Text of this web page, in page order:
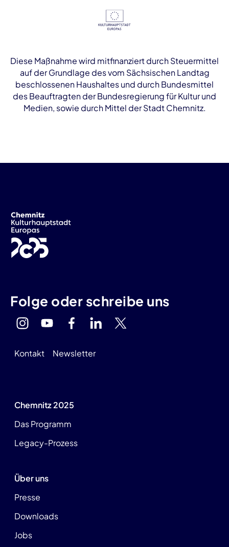
Diese Maßnahme wird mitfinanziert durch Steuermittel
auf der Grundlage des vom Sächsischen Landtag
beschlossenen Haushaltes und durch Bundesmittel
des Beauftragten der Bundesregierung für Kultur und
Medien, sowie durch Mittel der Stadt Chemnitz.
Folge oder schreibe uns
Kontakt Newsletter
Chemnitz 2025
Das Programm
Legacy-Prozess
Über uns
Presse
Downloads
Jobs